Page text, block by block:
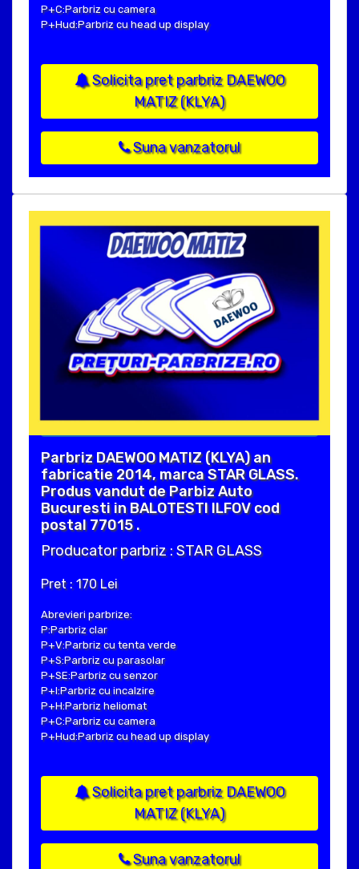
P+C:Parbriz cu camera
P+Hud:Parbriz cu head up display
Solicita pret parbriz DAEWOO
MATIZ (KLYA)
Suna vanzatorul
Parbriz DAEWOO MATIZ (KLYA) an
fabricatie 2014, marca STAR GLASS.
Produs vandut de Parbiz Auto
Bucuresti in BALOTESTI ILFOV cod
postal 77015 .
Producator parbriz : STAR GLASS
Pret : 170 Lei
Abrevieri parbrize:
P:Parbriz clar
P+V:Parbriz cu tenta verde
P+S:Parbriz cu parasolar
P+SE:Parbriz cu senzor
P+I:Parbriz cu incalzire
P+H:Parbriz heliomat
P+C:Parbriz cu camera
P+Hud:Parbriz cu head up display
Solicita pret parbriz DAEWOO
MATIZ (KLYA)
Suna vanzatorul